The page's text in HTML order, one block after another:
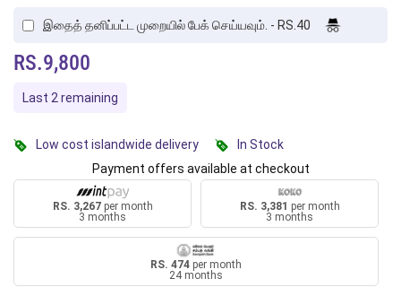
இதைத் தனிப்பட்ட முறையில் பேக் செய்யவும். - RS.40
RS.9,800
Last 2 remaining
Low cost islandwide delivery
In Stock
Payment offers available at checkout
RS. 3,267per month
3 months
RS. 3,381 per month
3 months
RS. 474 per month
24 months